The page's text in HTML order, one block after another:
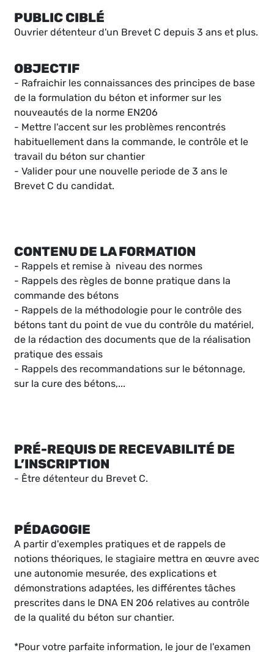
PUBLIC CIBLÉ
Ouvrier détenteur d'un Brevet C depuis 3 ans et plus.
OBJECTIF
- Rafraichir les connaissances des principes de base
de la formulation du béton et informer sur les
nouveautés de la norme EN206
- Mettre l'accent sur les problèmes rencontrés
habituellement dans la commande, le contrôle et le
travail du béton sur chantier
- Valider pour une nouvelle periode de 3 ans le
Brevet C du candidat.
CONTENU DE LA FORMATION
- Rappels et remise à niveau des normes
- Rappels des règles de bonne pratique dans la
commande des bétons
- Rappels de la méthodologie pour le contrôle des
bétons tant du point de vue du contrôle du matériel,
de la rédaction des documents que de la réalisation
pratique des essais
- Rappels des recommandations sur le bétonnage,
sur la cure des bétons,...
PRÉ-REQUIS DE RECEVABILITÉ DE
L’INSCRIPTION
- Être détenteur du Brevet C.
PÉDAGOGIE
A partir d'exemples pratiques et de rappels de
notions théoriques, le stagiaire mettra en œuvre avec
une autonomie mesurée, des explications et
démonstrations adaptées, les différentes tâches
prescrites dans le DNA EN 206 relatives au contrôle
de la qualité du béton sur chantier.
*Pour votre parfaite information, le jour de l'examen